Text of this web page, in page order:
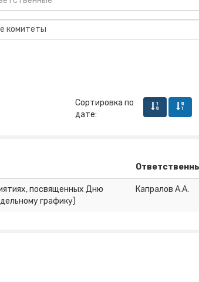
Сортировка по
дате:
посвященных Дню
графику)
Капралов А.А.